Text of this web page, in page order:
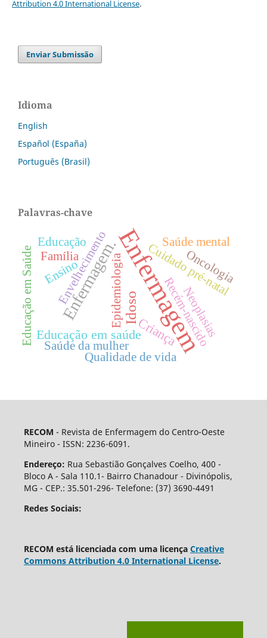
Attribution 4.0 International License.
Enviar Submissão
Idioma
English
Español (España)
Português (Brasil)
Palavras-chave
Enfermagem
Enfermagem.Idoso
Criança
Educação em saúde
Cuidado pré-natal
Educação em Saúde Envelhecimento
Saúde da mulher
Família
Ensino Epidemiologia Recém-nascido
Neoplasias
Qualidade de vida
Saúde mental
Oncologia
Educação
RECOM - Revista de Enfermagem do Centro-Oeste
Mineiro - ISSN: 2236-6091.
Endereço: Rua Sebastião Gonçalves Coelho, 400 -
Bloco A - Sala 110.1- Bairro Chanadour - Divinópolis,
MG - CEP.: 35.501-296- Telefone: (37) 3690-4491
Redes Sociais:
RECOM está licenciada com uma licença Creative
Commons Attribution 4.0 International License.